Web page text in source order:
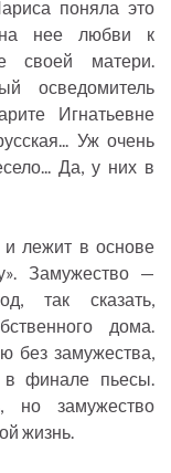
поняла это
нее любви к
своей матери.
осведомитель
Игнатьевне
Уж очень
Да, у них в
и лежит в основе
Замужество —
так сказать,
дома.
без замужества,
в финале пьесы.
но замужество
жизнь.